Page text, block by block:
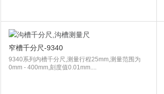
窄槽千分尺-9340
9340系列内槽千分尺,测量行程25mm,测量范围为
0mm - 400mm,刻度值0.01mm....